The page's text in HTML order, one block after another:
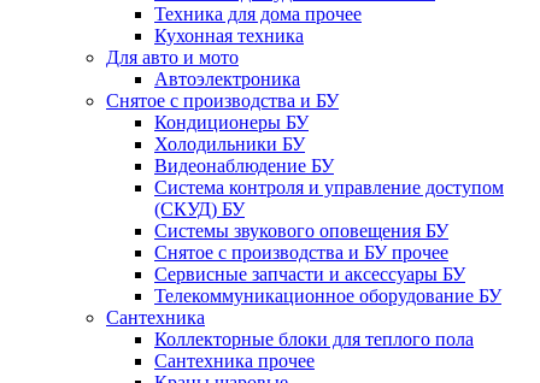
Техника для дома прочее
Кухонная техника
Для авто и мото
Автоэлектроника
Снятое с производства и БУ
Кондиционеры БУ
Холодильники БУ
Видеонаблюдение БУ
Система контроля и управление доступом
(СКУД) БУ
Системы звукового оповещения БУ
Снятое с производства и БУ прочее
Сервисные запчасти и аксессуары БУ
Телекоммуникационное оборудование БУ
Сантехника
Коллекторные блоки для теплого пола
Сантехника прочее